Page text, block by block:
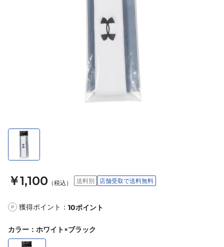
￥1,100 （税込） 送料別 店舗受取で送料無料
P 獲得ポイント： 10ポイント
カラー ： ホワイト×ブラック